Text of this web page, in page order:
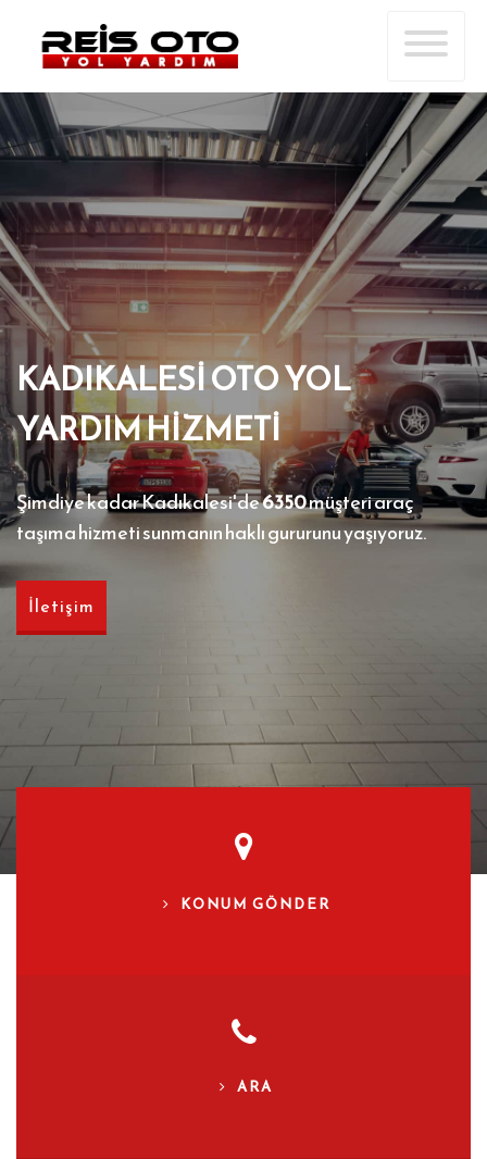
KADIKALESI OTO YOL
YARDIM HIZMETI
Şimdiye kadar Kadıkalesi'de6350müşteri araç
taşıma hizmeti sunmanın haklı gururunu yaşıyoruz.
İletişim
KONUM GÖNDER
ARA